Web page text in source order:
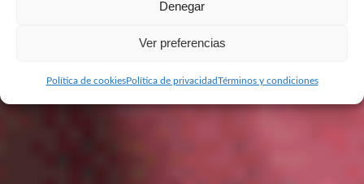
Denegar
Ver preferencias
Política de cookiesPolítica de privacidadTérminos y condiciones